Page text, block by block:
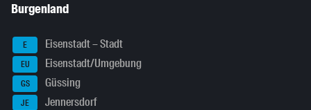
Burgenland
E Eisenstadt – Stadt
EU Eisenstadt/Umgebung
GS Güssing
JE Jennersdorf